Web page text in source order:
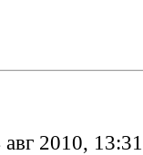
авг 2010, 13:31